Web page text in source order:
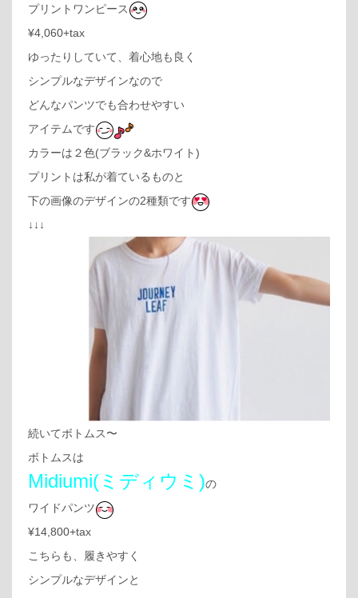
プリントワンピース
¥4,060+tax
ゆったりしていて、着心地も良く
シンプルなデザインなので
どんなパンツでも合わせやすい
アイテムです
カラーは２色(ブラック&ホワイト)
プリントは私が着ているものと
下の画像のデザインの2種類です
↓↓↓
続いてボトムス〜
ボトムスは
Midiumi(ミディウミ)の
ワイドパンツ
¥14,800+tax
こちらも、履きやすく
シンプルなデザインと